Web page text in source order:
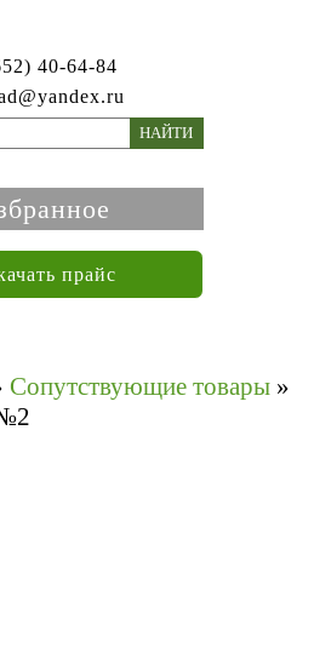
40-64-84
НАЙТИ
прайс
Сопутствующие товары »